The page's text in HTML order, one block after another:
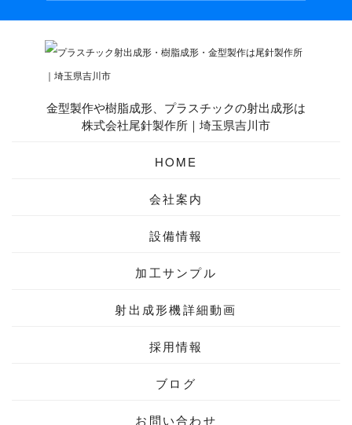
金型製作や樹脂成形、プラスチックの射出成形は
株式会社尾針製作所｜埼玉県吉川市
HOME
会社案内
設備情報
加工サンプル
射出成形機詳細動画
採用情報
ブログ
お問い合わせ